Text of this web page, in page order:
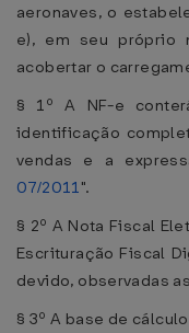
aeronaves, o
e), em seu próprio
acobertar o
§ 1º A NF-e
identificação
vendas e a
07/2011".
§ 2º A Nota Fiscal
Escrituração Fiscal
devido, observadas
§ 3º A base de